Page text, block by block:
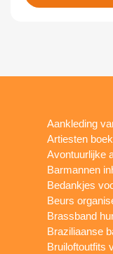
Aankleding
Artiesten
Avontuurlijke
Barmannen
Bedankjes
Beurs
Brassband
Braziliaanse
Bruiloftoutfits